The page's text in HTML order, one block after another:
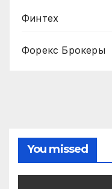
Финтех
Форекс Брокеры
You missed